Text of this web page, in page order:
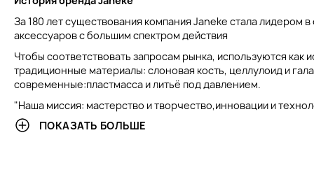
За 180 лет существования компания Janeke стала лидером
аксессуаров с большим спектром действия
Чтобы соответствовать запросам рынка, используются как
традиционные материалы: слоновая кость, целлулоид и
современные:пластмасса и литьё под давлением.
"Наша миссия: мастерство и творчество,инновации и
наши товары, произведённые в Италии, только ручной
неповторимый дизайн и высокое качество материалов. В
ПОКАЗАТЬ БОЛЬШЕ